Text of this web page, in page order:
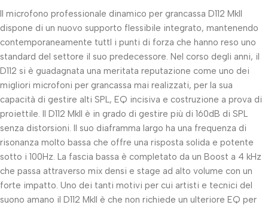
Il microfono professionale dinamico per grancassa D112 MkII
dispone di un nuovo supporto flessibile integrato, mantenendo
contemporaneamente tuttI i punti di forza che hanno reso uno
standard del settore il suo predecessore. Nel corso degli anni, il
D112 si è guadagnata una meritata reputazione come uno dei
migliori microfoni per grancassa mai realizzati, per la sua
capacità di gestire alti SPL, EQ incisiva e costruzione a prova di
proiettile. Il D112 MkII è in grado di gestire più di 160dB di SPL
senza distorsioni. Il suo diaframma largo ha una frequenza di
risonanza molto bassa che offre una risposta solida e potente
sotto i 100Hz. La fascia bassa è completato da un Boost a 4 kHz
che passa attraverso mix densi e stage ad alto volume con un
forte impatto. Uno dei tanti motivi per cui artisti e tecnici del
suono amano il D112 MkII è che non richiede un ulteriore EQ per